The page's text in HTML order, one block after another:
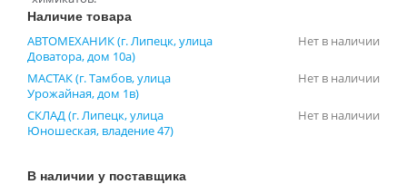
Наличие товара
АВТОМЕХАНИК (г. Липецк, улица
Доватора, дом 10а)
Нет в наличии
МАСТАК (г. Тамбов, улица
Урожайная, дом 1в)
Нет в наличии
СКЛАД (г. Липецк, улица
Юношеская, владение 47)
Нет в наличии
В наличии у поставщика